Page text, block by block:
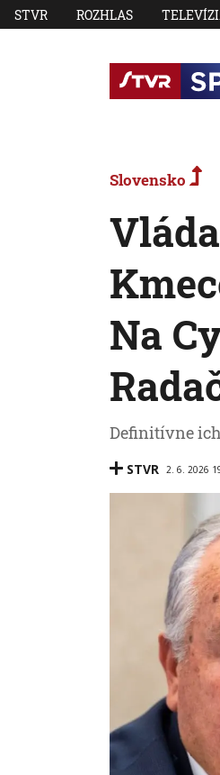
STVR ROZHLAS
Slovensko
Na
Definitívne
STVR 2. 6. 2026